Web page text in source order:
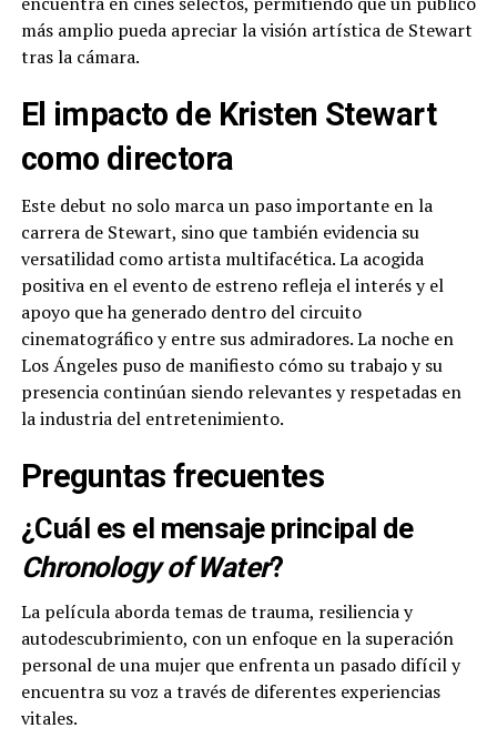
más amplio pueda apreciar la visión artística de Stewart
tras la cámara.
El impacto de Kristen Stewart
como directora
Este debut no solo marca un paso importante en la
carrera de Stewart, sino que también evidencia su
versatilidad como artista multifacética. La acogida
positiva en el evento de estreno refleja el interés y el
apoyo que ha generado dentro del circuito
cinematográfico y entre sus admiradores. La noche en
Los Ángeles puso de manifiesto cómo su trabajo y su
presencia continúan siendo relevantes y respetadas en
la industria del entretenimiento.
Preguntas frecuentes
¿Cuál es el mensaje principal de
Chronology of Water?
La película aborda temas de trauma, resiliencia y
autodescubrimiento, con un enfoque en la superación
personal de una mujer que enfrenta un pasado difícil y
encuentra su voz a través de diferentes experiencias
vitales.